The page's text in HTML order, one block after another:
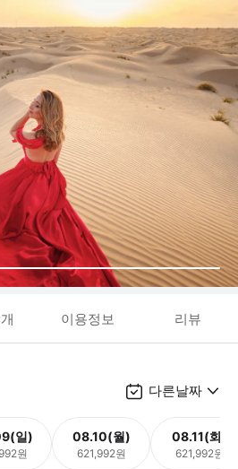
이용정보 리뷰
다른날짜
일)
원
08.10(월)
621,992원
08.11(화)
621,992원